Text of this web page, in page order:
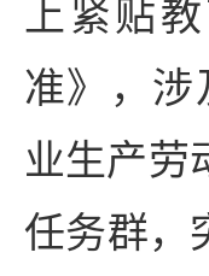
上紧贴
准》，涉
业生产劳
任务群，